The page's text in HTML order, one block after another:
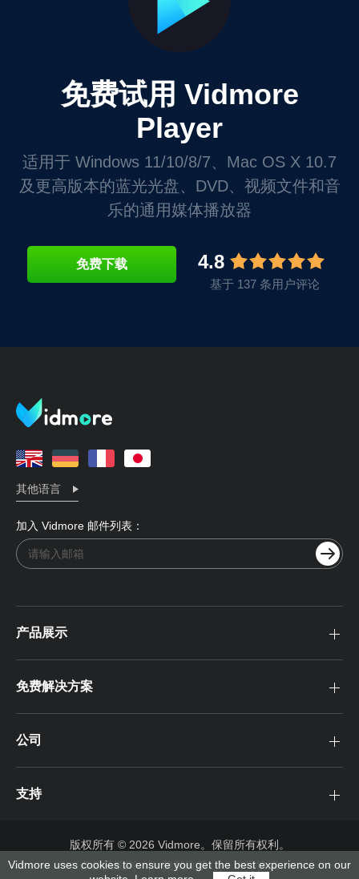
免费试用 Vidmore
Player
适用于 Windows 11/10/8/7、Mac OS X 10.7
及更高版本的蓝光光盘、DVD、视频文件和音
乐的通用媒体播放器
免费下载 4.8
基于 137 条用户评论
其他语言
加入 Vidmore 邮件列表：
产品展示
免费解决方案
公司
支持
版权所有 © 2026 Vidmore。保留所有权利。
条款及细则
隐私政策 许可协议
Vidmore uses cookies to ensure you get the best experience on our